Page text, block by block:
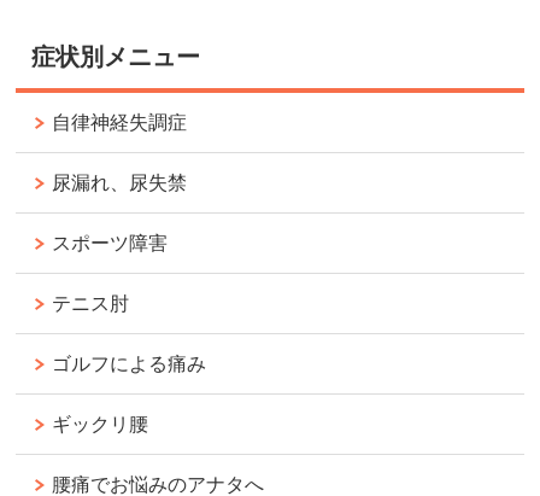
症状別メニュー
自律神経失調症
尿漏れ、尿失禁
スポーツ障害
テニス肘
ゴルフによる痛み
ギックリ腰
腰痛でお悩みのアナタへ